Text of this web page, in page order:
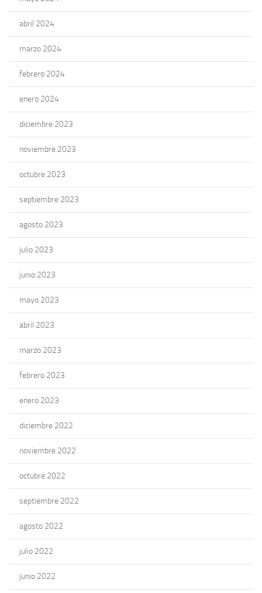
abril 2024
marzo 2024
febrero 2024
enero 2024
diciembre 2023
noviembre 2023
octubre 2023
septiembre 2023
agosto 2023
julio 2023
junio 2023
mayo 2023
abril 2023
marzo 2023
febrero 2023
enero 2023
diciembre 2022
noviembre 2022
octubre 2022
septiembre 2022
agosto 2022
julio 2022
junio 2022